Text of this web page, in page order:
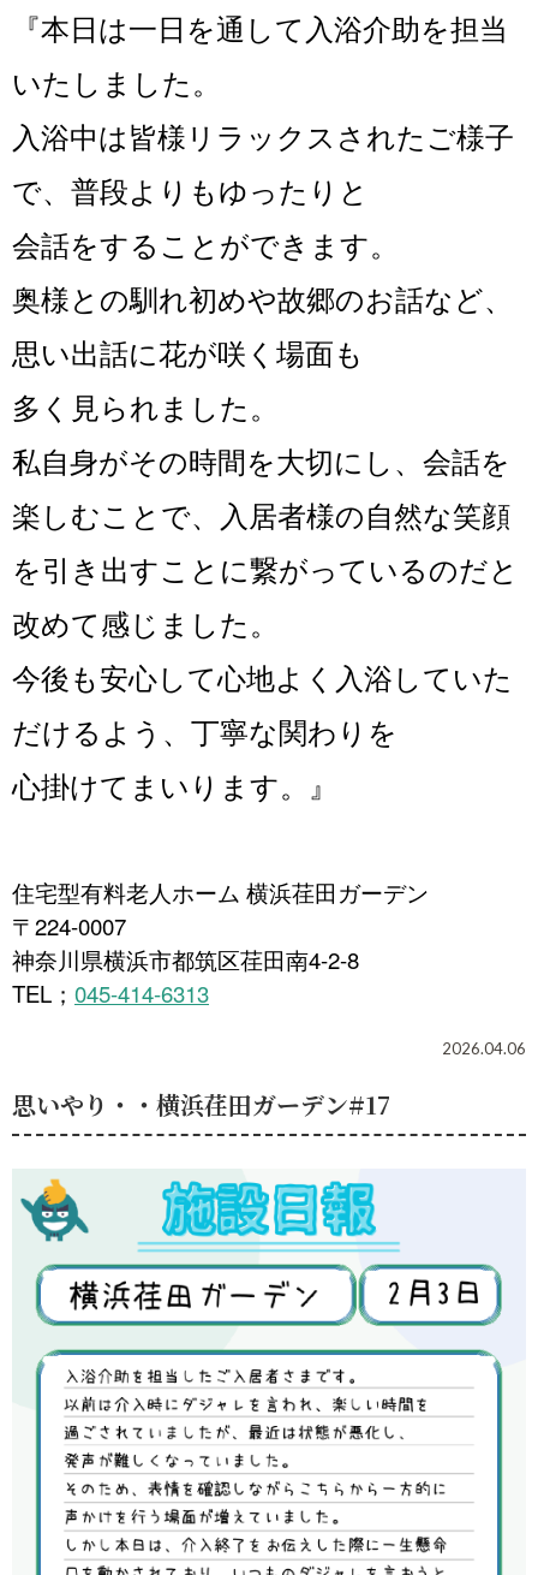
『本日は一日を通して入浴介助を担当
いたしました。
入浴中は皆様リラックスされたご様子
で、普段よりもゆったりと
会話をすることができます。
奥様との馴れ初めや故郷のお話など、
思い出話に花が咲く場面も
多く見られました。
私自身がその時間を大切にし、会話を
楽しむことで、入居者様の自然な笑顔
を引き出すことに繋がっているのだと
改めて感じました。
今後も安心して心地よく入浴していた
だけるよう、丁寧な関わりを
心掛けてまいります。
』
住宅型有料老人ホーム 横浜荏田ガーデン
〒224-0007
神奈川県横浜市都筑区荏田南4-2-8
TEL ； 045-414-6313
2026.04.06
思いやり・・横浜荏田ガーデン#17